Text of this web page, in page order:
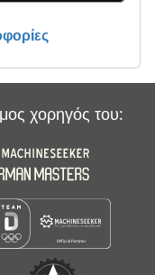
χορηγός του: